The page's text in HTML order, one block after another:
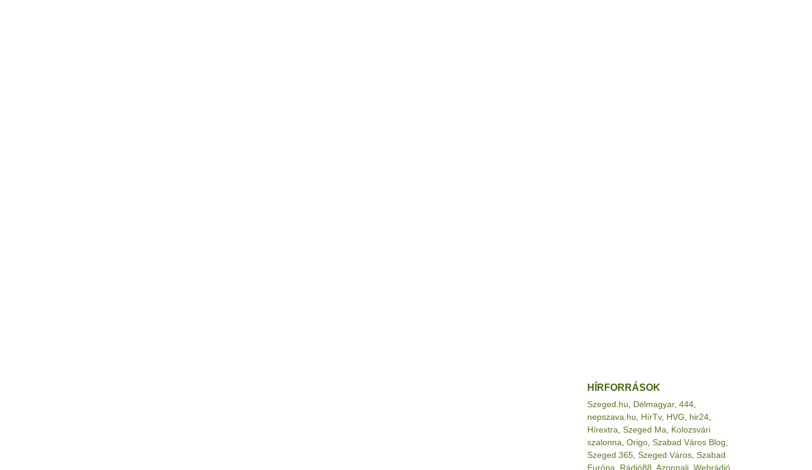
HÍRFORRÁSOK
Szeged.hu Délmagyar, 444
nepszava.hu
HírTv, HVG hir24
Hírextra Szeged Ma
Kolozsvári
szalonna Origo Szabad Város Blog
Szeged 365 Szeged Város Szabad
Európa
Rádió88 Azonnali Webrádió